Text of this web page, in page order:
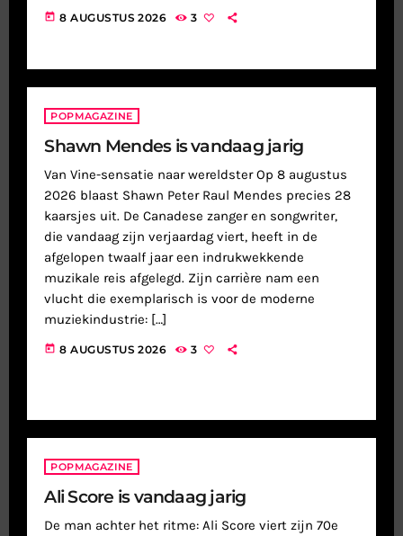
today 8 AUGUSTUS 2026 3
POPMAGAZINE
Shawn Mendes is vandaag jarig
Van Vine-sensatie naar wereldster Op 8 augustus
2026 blaast Shawn Peter Raul Mendes precies 28
kaarsjes uit. De Canadese zanger en songwriter,
die vandaag zijn verjaardag viert, heeft in de
afgelopen twaalf jaar een indrukwekkende
muzikale reis afgelegd. Zijn carrière nam een
vlucht die exemplarisch is voor de moderne
muziekindustrie: […]
today 8 AUGUSTUS 2026 3
POPMAGAZINE
Ali Score is vandaag jarig
De man achter het ritme: Ali Score viert zijn 70e